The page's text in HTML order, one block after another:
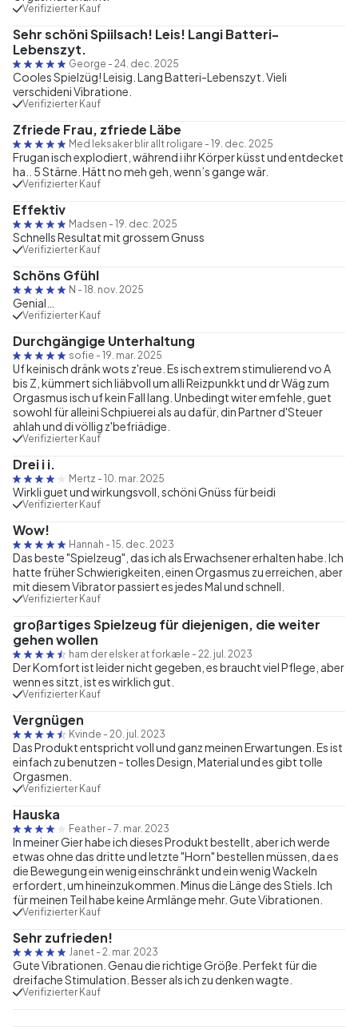
Verifizierter Kauf
Sehr schöni Spiilsach! Leis! Langi Batteri-
Lebenszyt.
George - 24. dec. 2025
Cooles Spielzüg! Leisig. Lang Batteri-Lebenszyt. Vieli
verschideni Vibratione.
Verifizierter Kauf
Zfriede Frau, zfriede Läbe
Med leksaker blir allt roligare - 19. dec. 2025
Frugan isch explodiert, während i ihr Körper küsst und entdecket
ha.. 5 Stärne. Hätt no meh geh, wenn’s gange wär.
Verifizierter Kauf
Effektiv
Madsen - 19. dec. 2025
Schnells Resultat mit grossem Gnuss
Verifizierter Kauf
Schöns Gfühl
N - 18. nov. 2025
Genial…
Verifizierter Kauf
Durchgängige Unterhaltung
sofie - 19. mar. 2025
Uf keinisch dränk wots z'reue. Es isch extrem stimulierend vo A
bis Z, kümmert sich liäbvoll um alli Reizpunkkt und dr Wäg zum
Orgasmus isch uf kein Fall lang. Unbedingt witer emfehle, guet
sowohl für alleini Schpiuerei als au dafür, din Partner d'Steuer
ahlah und di völlig z'befriädige.
Verifizierter Kauf
Drei i i.
Mertz - 10. mar. 2025
Wirkli guet und wirkungsvoll, schöni Gnüss für beidi
Verifizierter Kauf
Wow!
Hannah - 15. dec. 2023
Das beste "Spielzeug", das ich als Erwachsener erhalten habe. Ich
hatte früher Schwierigkeiten, einen Orgasmus zu erreichen, aber
mit diesem Vibrator passiert es jedes Mal und schnell.
Verifizierter Kauf
großartiges Spielzeug für diejenigen, die weiter
gehen wollen
ham der elsker at forkæle - 22. jul. 2023
Der Komfort ist leider nicht gegeben, es braucht viel Pflege, aber
wenn es sitzt, ist es wirklich gut.
Verifizierter Kauf
Vergnügen
Kvinde - 20. jul. 2023
Das Produkt entspricht voll und ganz meinen Erwartungen. Es ist
einfach zu benutzen - tolles Design, Material und es gibt tolle
Orgasmen.
Verifizierter Kauf
Hauska
Feather - 7. mar. 2023
In meiner Gier habe ich dieses Produkt bestellt, aber ich werde
etwas ohne das dritte und letzte "Horn" bestellen müssen, da es
die Bewegung ein wenig einschränkt und ein wenig Wackeln
erfordert, um hineinzukommen. Minus die Länge des Stiels. Ich
für meinen Teil habe keine Armlänge mehr. Gute Vibrationen.
Verifizierter Kauf
Sehr zufrieden!
Janet - 2. mar. 2023
Gute Vibrationen. Genau die richtige Größe. Perfekt für die
dreifache Stimulation. Besser als ich zu denken wagte.
Verifizierter Kauf